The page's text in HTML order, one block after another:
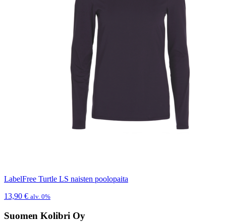
LabelFree Turtle LS naisten poolopaita
13,90 € alv. 0%
Suomen Kolibri Oy